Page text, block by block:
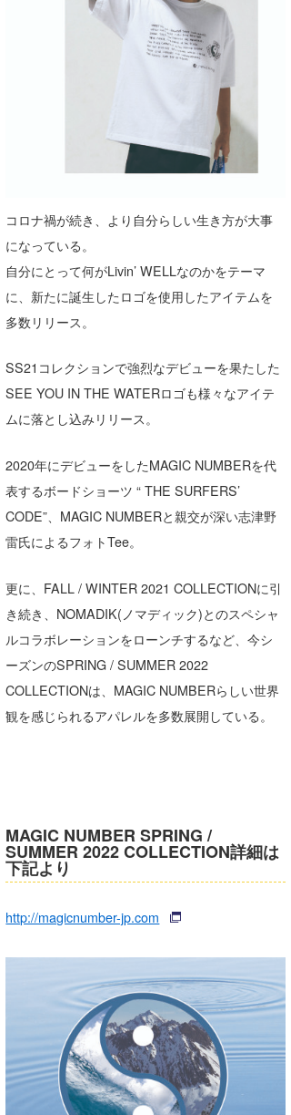
コロナ禍が続き、より自分らしい生き方が大事
になっている。
自分にとって何がLivin’ WELLなのかをテーマ
に、新たに誕生したロゴを使用したアイテムを
多数リリース。
SS21コレクションで強烈なデビューを果たした
SEE YOU IN THE WATERロゴも様々なアイテ
ムに落とし込みリリース。
2020年にデビューをしたMAGIC NUMBERを代
表するボードショーツ “ THE SURFERS’
CODE”、MAGIC NUMBERと親交が深い志津野
雷氏によるフォトTee。
更に、FALL / WINTER 2021 COLLECTIONに引
き続き、NOMADIK(ノマディック)とのスペシャ
ルコラボレーションをローンチするなど、今シ
ーズンのSPRING / SUMMER 2022
COLLECTIONは、MAGIC NUMBERらしい世界
観を感じられるアパレルを多数展開している。
MAGIC NUMBER SPRING /
SUMMER 2022 COLLECTION詳細は
下記より
http://magicnumber-jp.com
chappy
Romisea